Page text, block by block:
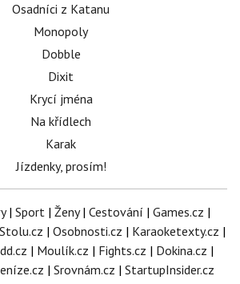
Osadníci z Katanu
Monopoly
Dobble
Dixit
Krycí jména
Na křídlech
Karak
Jízdenky, prosím!
| Sport | Ženy| Cestování | Games.cz |
| Osobnosti.cz | Karaoketexty.cz |
| Moulík.cz | Fights.cz | Dokina.cz |
| Srovnám.cz | StartupInsider.cz